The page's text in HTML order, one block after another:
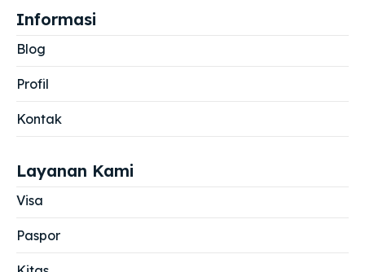
Informasi
Blog
Profil
Kontak
Layanan Kami
Visa
Paspor